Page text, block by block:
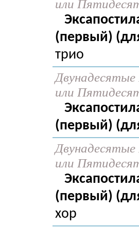
или
(первый)
трио
или
(первый)
или
(первый)
хор